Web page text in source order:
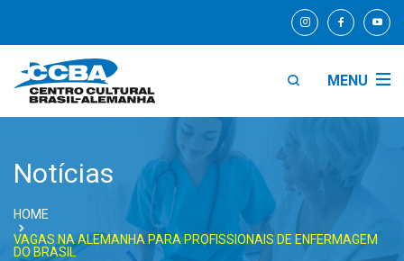
MENU
Notícias
HOME
VAGAS NA ALEMANHA PARA PROFISSIONAIS DE ENFERMAGEM
DO BRASIL